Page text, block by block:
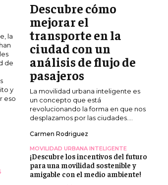
la
de
y
eso
Descubre cómo
mejorar el
transporte en la
ciudad con un
análisis de flujo de
pasajeros
La movilidad urbana inteligente es
un concepto que está
revolucionando la forma en que nos
desplazamos por las ciudades....
Carmen Rodriguez
MOVILIDAD URBANA INTELIGENTE
¡Descubre los incentivos del futuro
para una movilidad sostenible y
amigable con el medio ambiente!